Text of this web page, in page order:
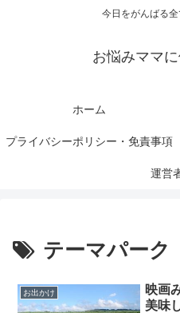
今日をがんばる
お悩みママ
ホーム
プライバシーポリシー・免責事項
運営
テーマパーク
お出かけ
映画
美味